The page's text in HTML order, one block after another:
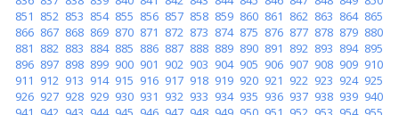
851 852 853 854 855 856 857 858 859 860 861 862 863 864 865
866 867 868 869 870 871 872 873 874 875 876 877 878 879 880
881 882 883 884 885 886 887 888 889 890 891 892 893 894 895
896 897 898 899 900 901 902 903 904 905 906 907 908 909 910
911 912 913 914 915 916 917 918 919 920 921 922 923 924 925
926 927 928 929 930 931 932 933 934 935 936 937 938 939 940